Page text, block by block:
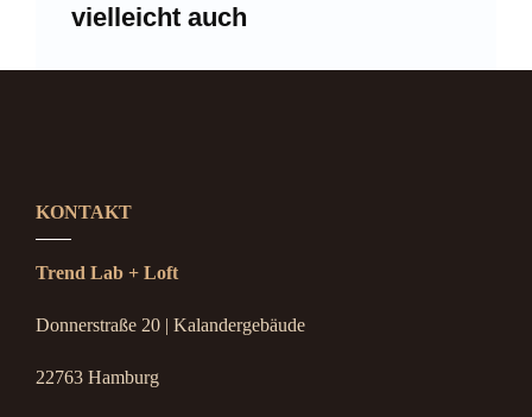
vielleicht auch
KONTAKT
Trend Lab + Loft
Donnerstraße 20 | Kalandergebäude
22763 Hamburg